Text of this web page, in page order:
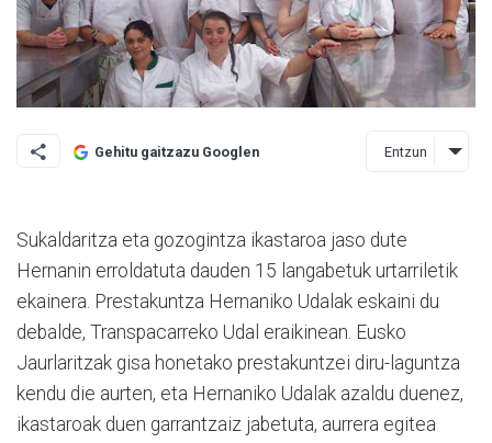
Gehitu gaitzazu Googlen Entzun
Sukaldaritza eta gozogintza ikastaroa jaso dute
Hernanin erroldatuta dauden 15 langabetuk urtarriletik
ekainera. Prestakuntza Hernaniko Udalak eskaini du
debalde, Transpacarreko Udal eraikinean. Eusko
Jaurlaritzak gisa honetako prestakuntzei diru-laguntza
kendu die aurten, eta Hernaniko Udalak azaldu duenez,
ikastaroak duen garrantzaiz jabetuta, aurrera egitea